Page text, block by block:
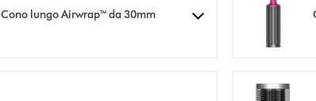
Cono lungo Airwrap™ da 30mm